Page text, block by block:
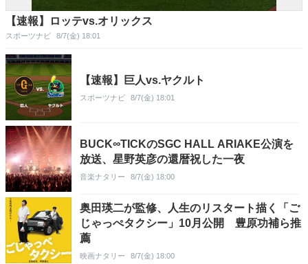
【速報】ロッテvs.オリックス
スポーツナビ 8/7(金) 18:01
【速報】巨人vs.ヤクルト
スポーツナビ 8/7(金) 18:01
BUCK∞TICKのSGC HALL ARIAKE公演を
放送、星野英彦の還暦祝した一夜
音楽ナタリー 8/7(金) 18:00
奥田瑛二が監修、人生のリスタート描く「ご
じゃっぺタクシー」10月公開 豊原功補ら推
薦
映画ナタリー 8/7(金) 18:00